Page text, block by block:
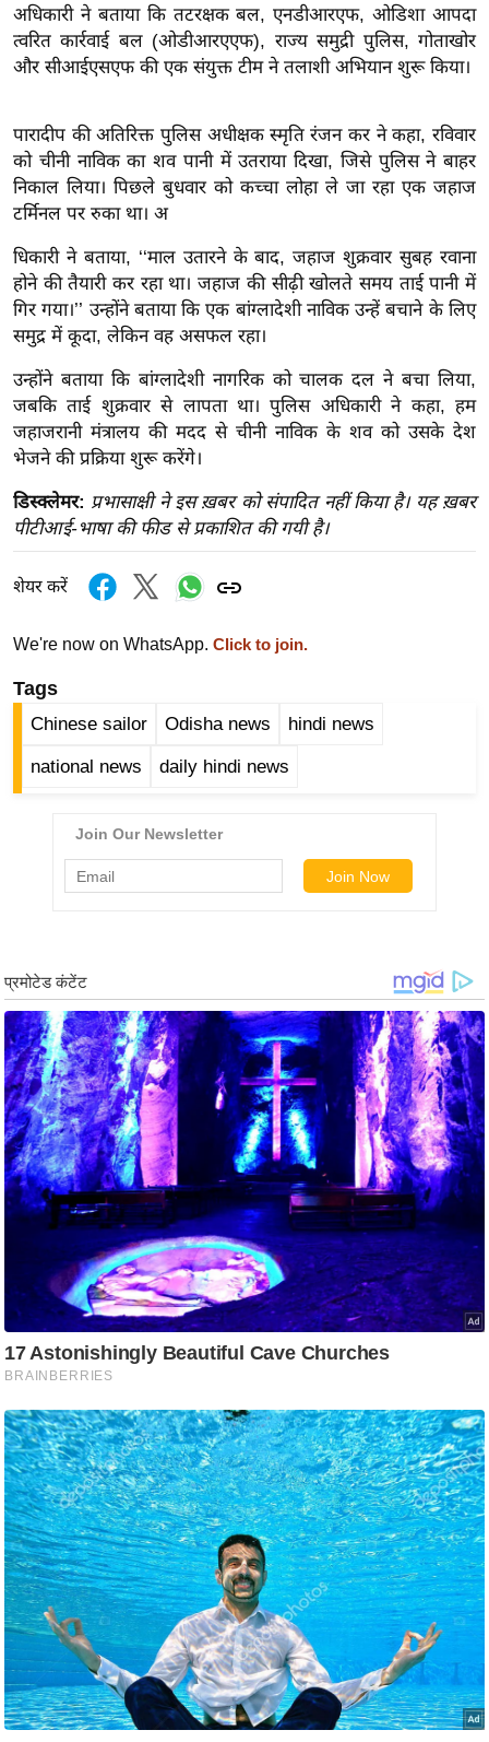
मि
सा
ल
बे
मि
सा
ल
श
ख्सि
य
त
यं
ग
इं
डि
या
सा
हि
त्य
ग
ऑ
टो
रं
ज
न
ज
ग
त
बॉ
ली
वु
हॉ
ली
वु
ड
फि
ल्म
स
मी
क्षा
B
r
e
a
k
i
n
अधिकारी ने बताया कि तटरक्षक बल, एनडीआरएफ, ओडिशा आपदा
त्वरित कार्रवाई बल (ओडीआरएएफ), राज्य समुद्री पुलिस, गोताखोर
और सीआईएसएफ की एक संयुक्त टीम ने तलाशी अभियान शुरू किया।
पारादीप की अतिरिक्त पुलिस अधीक्षक स्मृति रंजन कर ने कहा, रविवार
को चीनी नाविक का शव पानी में उतराया दिखा, जिसे पुलिस ने बाहर
निकाल लिया। पिछले बुधवार को कच्चा लोहा ले जा रहा एक जहाज
टर्मिनल पर रुका था। अ
धिकारी ने बताया, ‘‘माल उतारने के बाद, जहाज शुक्रवार सुबह रवाना
होने की तैयारी कर रहा था। जहाज की सीढ़ी खोलते समय ताई पानी में
गिर गया।’’ उन्होंने बताया कि एक बांग्लादेशी नाविक उन्हें बचाने के लिए
समुद्र में कूदा, लेकिन वह असफल रहा।
उन्होंने बताया कि बांग्लादेशी नागरिक को चालक दल ने बचा लिया,
जबकि ताई शुक्रवार से लापता था। पुलिस अधिकारी ने कहा, हम
जहाजरानी मंत्रालय की मदद से चीनी नाविक के शव को उसके देश
भेजने की प्रक्रिया शुरू करेंगे।
डिस्क्लेमर: प्रभासाक्षी ने इस ख़बर को संपादित नहीं किया है। यह ख़बर
पीटीआई-भाषा की फीड से प्रकाशित की गयी है।
शेयर करें
We're now on WhatsApp. Click to join.
Tags
Chinese sailor Odisha news hindi news
national news daily hindi news